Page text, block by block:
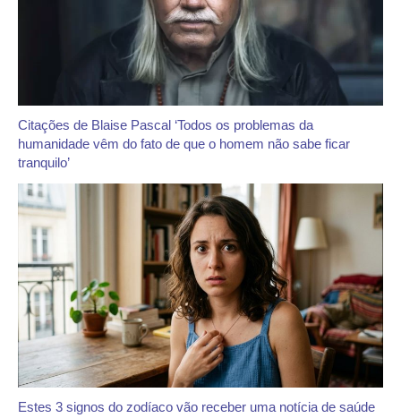
Citações de Blaise Pascal ‘Todos os problemas da
humanidade vêm do fato de que o homem não sabe ficar
tranquilo’
Estes 3 signos do zodíaco vão receber uma notícia de saúde